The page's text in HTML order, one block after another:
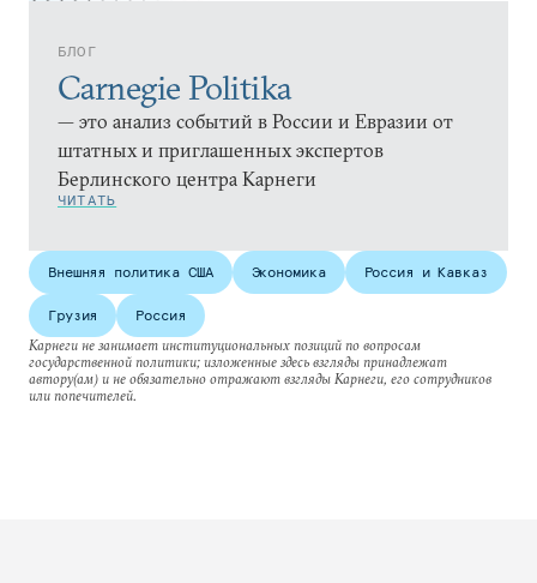
БЛОГ
Carnegie Politika
— это анализ событий в России и Евразии от
штатных и приглашенных экспертов
Берлинского центра Карнеги
ЧИТАТЬ
Внешняя политика США Экономика Россия и Кавказ
Грузия
Россия
Карнеги не занимает институциональных позиций по вопросам
государственной политики; изложенные здесь взгляды принадлежат
автору(ам) и не обязательно отражают взгляды Карнеги, его сотрудников
или попечителей.